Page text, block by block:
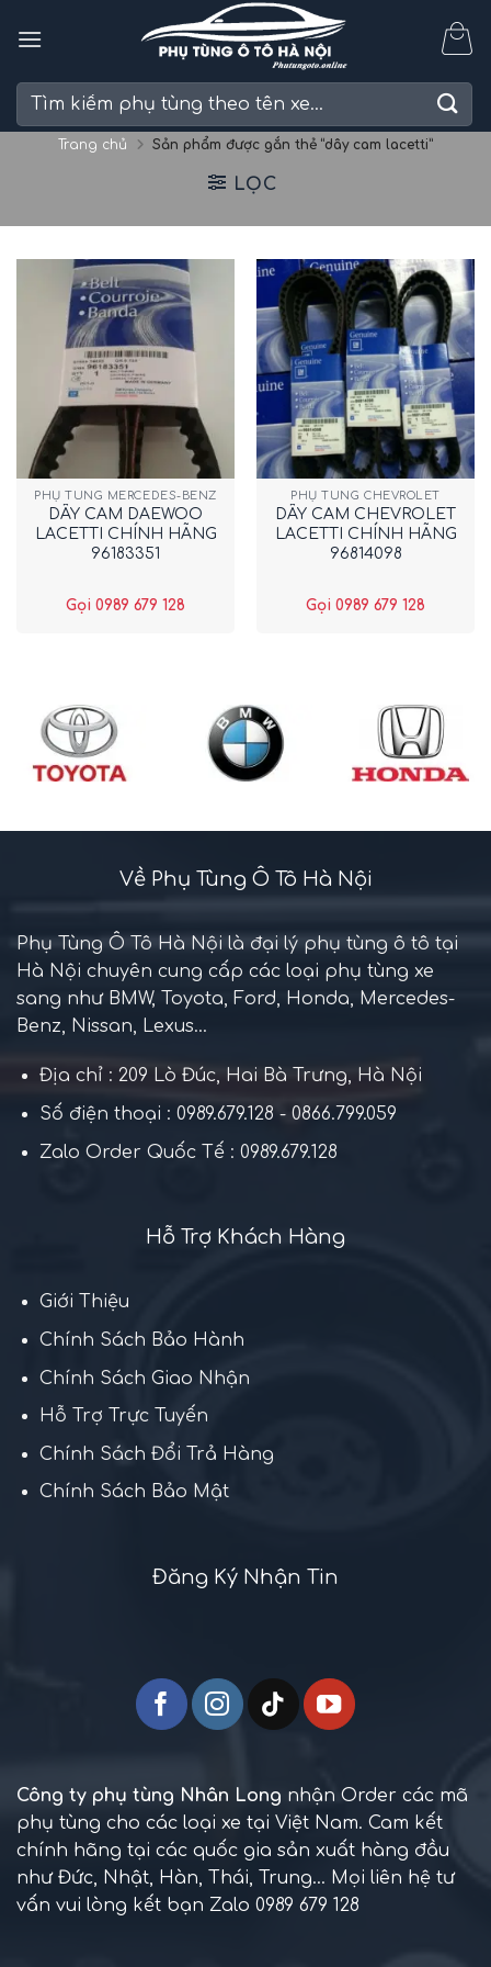
Tìm
Trang chủ Sản phẩm được gắn thẻ “dây cam lacetti”
LỌC
PHỤ TÙNG MERCEDES-BENZ
DÂY CAM DAEWOO
LACETTI CHÍNH HÃNG
96183351
Gọi 0989 679 128
PHỤ TÙNG CHEVROLET
DÂY CAM CHEVROLET
LACETTI CHÍNH HÃNG
96814098
Gọi 0989 679 128
Về Phụ Tùng Ô Tô Hà Nội
Phụ Tùng Ô Tô Hà Nội là đại lý phụ tùng ô tô tại
Hà Nội chuyên cung cấp các loại phụ tùng xe
sang như BMW, Toyota, Ford, Honda, Mercedes-
Benz, Nissan, Lexus...
Địa chỉ : 209 Lò Đúc, Hai Bà Trưng, Hà Nội
Số điện thoại : 0989.679.128 - 0866.799.059
Zalo Order Quốc Tế : 0989.679.128
Hỗ Trợ Khách Hàng
Giới Thiệu
Chính Sách Bảo Hành
Chính Sách Giao Nhận
Hỗ Trợ Trực Tuyến
Chính Sách Đổi Trả Hàng
Chính Sách Bảo Mật
Đăng Ký Nhận Tin
Công ty phụ tùng Nhân Long nhận Order các mã
phụ tùng cho các loại xe tại Việt Nam. Cam kết
chính hãng tại các quốc gia sản xuất hàng đầu
như Đức, Nhật, Hàn, Thái, Trung... Mọi liên hệ tư
vấn vui lòng kết bạn Zalo 0989 679 128